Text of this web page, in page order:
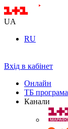
UA
RU
Вхід в кабінет
Онлайн
ТБ програма
Канали